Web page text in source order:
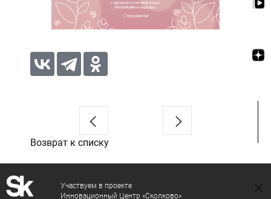
Возврат к списку
Участвуем в проекте
Инновационный Центр «Сколково»